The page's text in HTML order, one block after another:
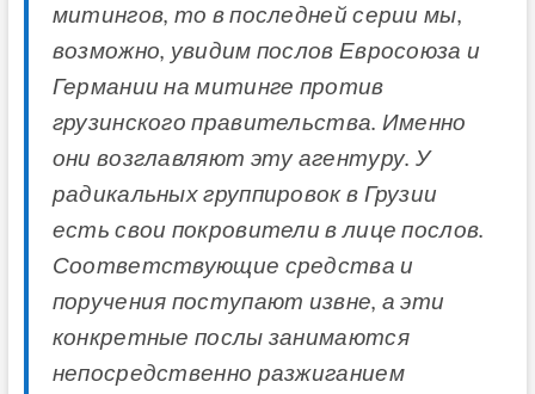
митингов, то в последней серии мы,
возможно, увидим послов Евросоюза и
Германии на митинге против
грузинского правительства. Именно
они возглавляют эту агентуру. У
радикальных группировок в Грузии
есть свои покровители в лице послов.
Соответствующие средства и
поручения поступают извне, а эти
конкретные послы занимаются
непосредственно разжиганием